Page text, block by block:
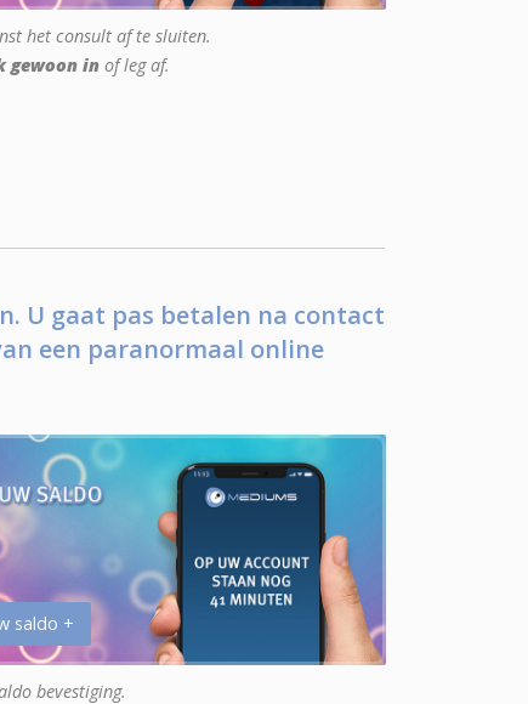
het consult af te sluiten.
gewoon in of leg af.
U gaat pas betalen na contact
een paranormaal online
saldo +
bevestiging.